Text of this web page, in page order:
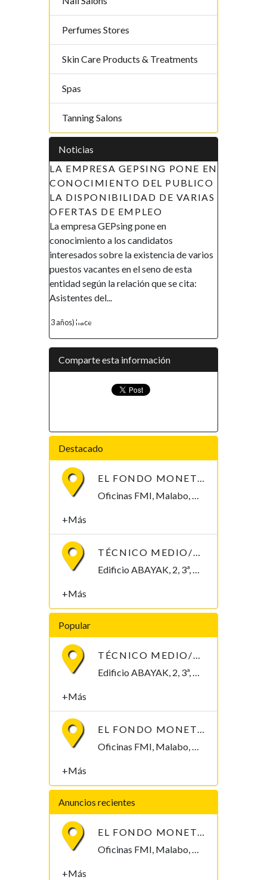
Perfumes Stores
Skin Care Products & Treatments
Spas
Tanning Salons
Noticias
LA EMPRESA GEPSING PONE EN
CONOCIMIENTO DEL PUBLICO
LA DISPONIBILIDAD DE VARIAS
OFERTAS DE EMPLEO
La empresa GEPsing pone en
conocimiento a los candidatos
interesados sobre la existencia de varios
puestos vacantes en el seno de esta
entidad según la relación que se cita:
Asistentes del...
3 años) hace
APOYO A
LA MUJER
Ecuatorial en el
Comparte esta información
Destacado
EL FONDO MONETARIO INTERNACIONAL (FMI) BUSCA CONTRATAR UN/A ECONOMISTA
Oficinas FMI, Malabo, Bioko Norte , Guinea Ecuatorial
+Más
TÉCNICO MEDIO/SUPERIOR/INGENIERO/TELECOMUNICACIONES
Edificio ABAYAK, 2, 3ª, Malabo 2. Bioko Norte Malabo, Bioko Norte , Guinea Ecuatorial
+Más
Popular
TÉCNICO MEDIO/SUPERIOR/INGENIERO/TELECOMUNICACIONES
Edificio ABAYAK, 2, 3ª, Malabo 2. Bioko Norte Malabo, Bioko Norte , Guinea Ecuatorial
+Más
EL FONDO MONETARIO INTERNACIONAL (FMI) BUSCA CONTRATAR UN/A ECONOMISTA
Oficinas FMI, Malabo, Bioko Norte , Guinea Ecuatorial
+Más
Anuncios recientes
EL FONDO MONETARIO INTERNACIONAL (FMI) BUSCA CONTRATAR UN/A ECONOMISTA
Oficinas FMI, Malabo, Bioko Norte , Guinea Ecuatorial
+Más